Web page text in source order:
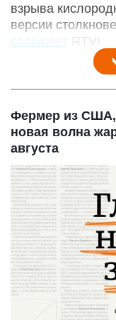
взрыва
версии
сообщает
RTVI.
Фермер из США,
новая волна
августа